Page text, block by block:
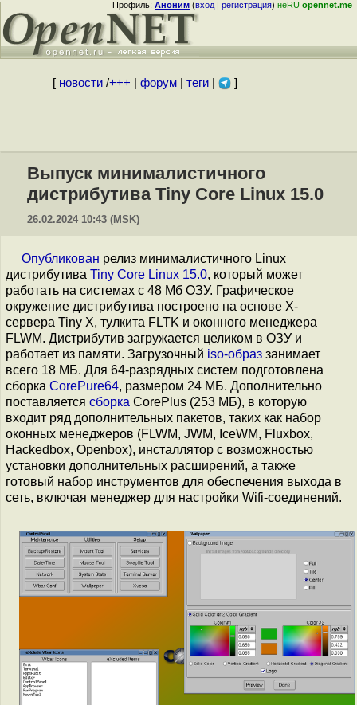
Профиль:Аноним(вход|регистрация)неRUopennet.me
[ новости/+++ форум| теги| ]
Выпуск минималистичного
дистрибутива Tiny Core Linux 15.0
26.02.2024 10:43 (MSK)
Опубликован релиз минималистичного Linux
дистрибутива Tiny Core Linux 15.0, который может
работать на системах с 48 Мб ОЗУ. Графическое
окружение дистрибутива построено на основе X-
сервера Tiny X, тулкита FLTK и оконного менеджера
FLWM. Дистрибутив загружается целиком в ОЗУ и
работает из памяти. Загрузочный iso-образ занимает
всего 18 МБ. Для 64-разрядных систем подготовлена
сборка CorePure64, размером 24 МБ. Дополнительно
поставляется сборка CorePlus (253 МБ), в которую
входит ряд дополнительных пакетов, таких как набор
оконных менеджеров (FLWM, JWM, IceWM, Fluxbox,
Hackedbox, Openbox), инсталлятор с возможностью
установки дополнительных расширений, а также
готовый набор инструментов для обеспечения выхода в
сеть, включая менеджер для настройки Wifi-соединений.